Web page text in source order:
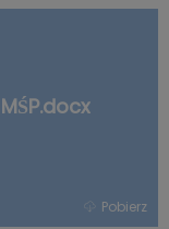
Pobierz